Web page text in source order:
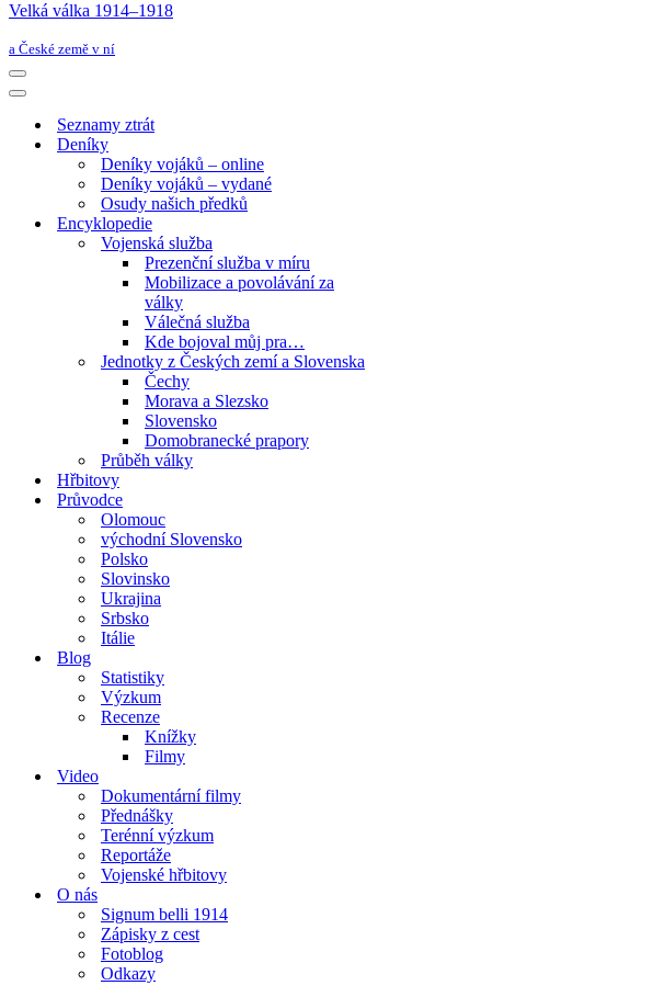
Velká válka 1914–⁠⁠⁠⁠⁠⁠1918
a České země v ní
Navigační
menu
Navigační
Seznamy ztrát
Deníky
Deníky vojáků – online
Deníky vojáků – vydané
Osudy našich předků
Encyklopedie
Vojenská služba
Prezenční služba v míru
Mobilizace a povolávání za
války
Válečná služba
Kde bojoval můj pra…
Jednotky z Českých zemí a Slovenska
Čechy
Morava a Slezsko
Slovensko
Domobranecké prapory
Průběh války
Hřbitovy
Průvodce
Olomouc
východní Slovensko
Polsko
Slovinsko
Ukrajina
Srbsko
Itálie
Blog
Statistiky
Výzkum
Recenze
Knížky
Filmy
Video
Dokumentární filmy
Přednášky
Terénní výzkum
Reportáže
Vojenské hřbitovy
O nás
Signum belli 1914
Zápisky z cest
Fotoblog
Odkazy